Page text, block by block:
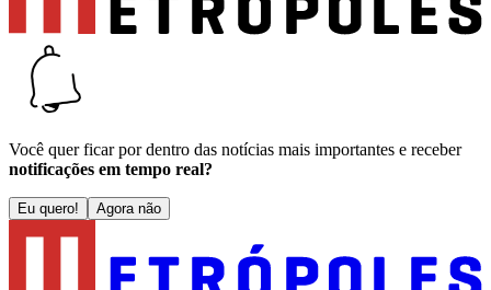
Você quer ficar por dentro das notícias mais importantes e receber
notificações em tempo real?
Eu quero! Agora não